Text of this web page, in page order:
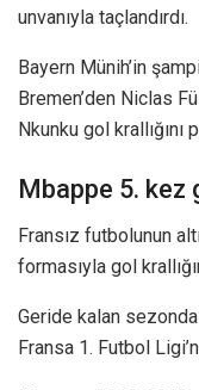
unvanıyla taçlandırdı.
Bayern Münih’in
Bremen’den Niclas
Nkunku gol krallığını
Mbappe 5. kez
Fransız futbolunun
formasıyla gol
Geride kalan
Fransa 1. Futbol